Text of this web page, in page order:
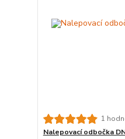
1
Nalepovací odbočka